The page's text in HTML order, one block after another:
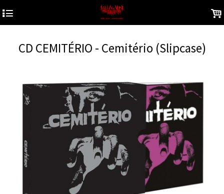
4 .
CD CEMITÉRIO - Cemitério (Slipcase)